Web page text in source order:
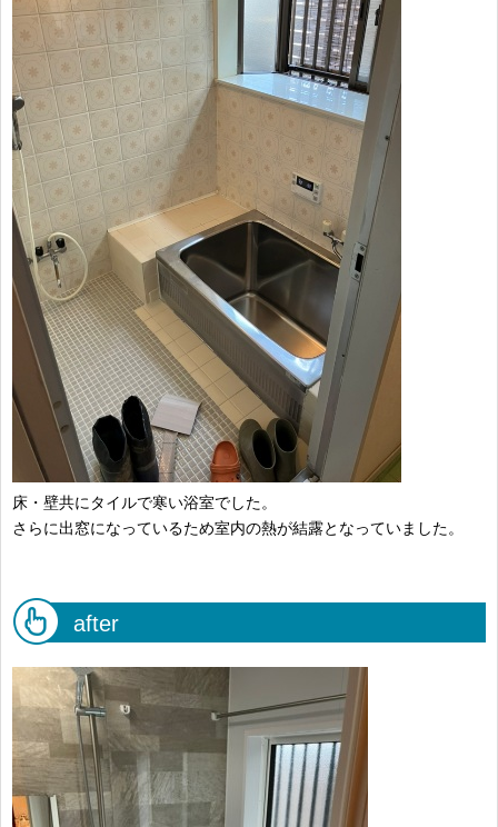
床・壁共にタイルで寒い浴室でした。
さらに出窓になっているため室内の熱が結露となっていました。
after